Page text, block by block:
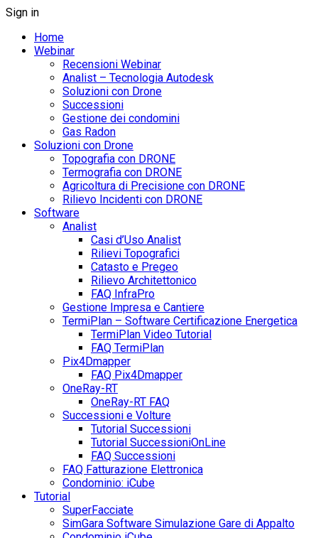
Sign in
Home
Webinar
Recensioni Webinar
Analist – Tecnologia Autodesk
Soluzioni con Drone
Successioni
Gestione dei condomini
Gas Radon
Soluzioni con Drone
Topografia con DRONE
Termografia con DRONE
Agricoltura di Precisione con DRONE
Rilievo Incidenti con DRONE
Software
Analist
Casi d’Uso Analist
Rilievi Topografici
Catasto e Pregeo
Rilievo Architettonico
FAQ InfraPro
Gestione Impresa e Cantiere
TermiPlan – Software Certificazione Energetica
TermiPlan Video Tutorial
FAQ TermiPlan
Pix4Dmapper
FAQ Pix4Dmapper
OneRay-RT
OneRay-RT FAQ
Successioni e Volture
Tutorial Successioni
Tutorial SuccessioniOnLine
FAQ Successioni
FAQ Fatturazione Elettronica
Condominio: iCube
Tutorial
SuperFacciate
SimGara Software Simulazione Gare di Appalto